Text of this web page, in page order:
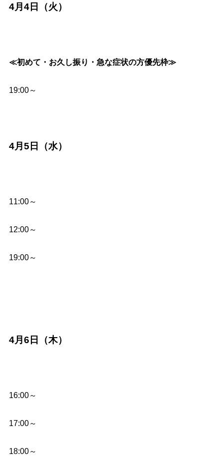
4月4日（火）
≪初めて・お久し振り・急な症状の方優先枠≫
19:00～
4月5日（水）
11:00～
12:00～
19:00～
4月6日（木）
16:00～
17:00～
18:00～